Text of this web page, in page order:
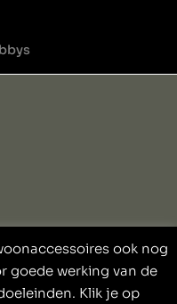
ook nog
goede werking van de
Klik je op